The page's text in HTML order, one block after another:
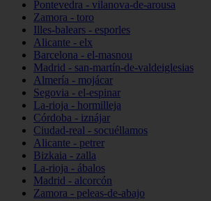
Pontevedra - vilanova-de-arousa
Zamora - toro
Illes-balears - esporles
Alicante - elx
Barcelona - el-masnou
Madrid - san-martín-de-valdeiglesias
Almería - mojácar
Segovia - el-espinar
La-rioja - hormilleja
Córdoba - iznájar
Ciudad-real - socuéllamos
Alicante - petrer
Bizkaia - zalla
La-rioja - ábalos
Madrid - alcorcón
Zamora - peleas-de-abajo